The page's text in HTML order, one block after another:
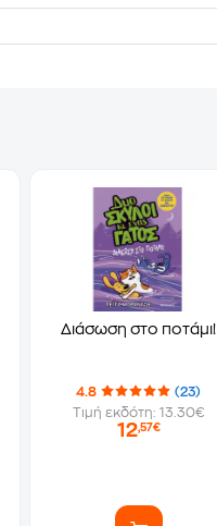
Διάσωση στο ποτάμι!
4.8
(23)
Τιμή εκδότη: 13.30€
12,57€